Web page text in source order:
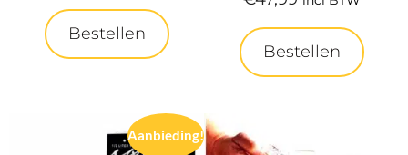
Bestellen
Bestellen
Aanbieding!